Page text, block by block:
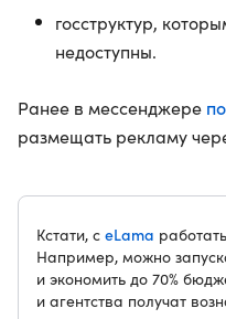
госструктур,
недоступны.
Ранее в мессенджере
размещать рекламу
Кстати, c eLama
Например, можно
и экономить до 70%
и агентства получат